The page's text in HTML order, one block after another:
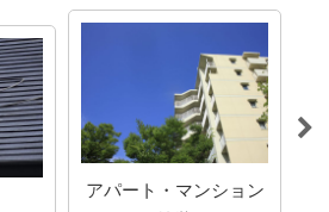
アパート・マンション